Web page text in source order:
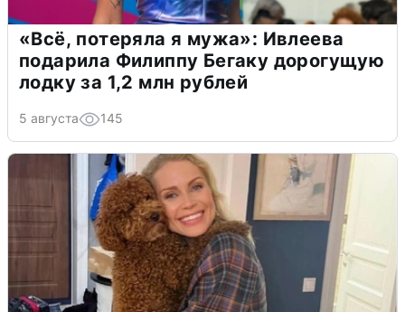
«Всё, потеряла я мужа»: Ивлеева
подарила Филиппу Бегаку дорогущую
лодку за 1,2 млн рублей
5 августа 145